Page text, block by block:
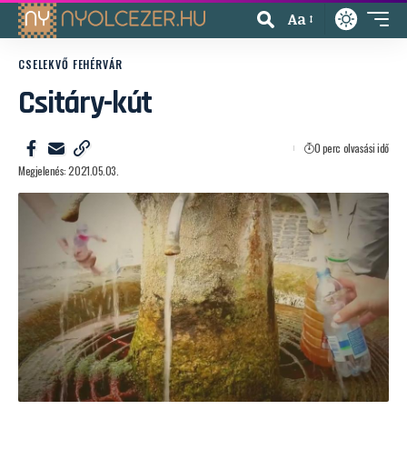
Aa
CSELEKVŐ FEHÉRVÁR
Csitáry-kút
Megjelenés: 2021.05.03.
0 perc olvasási idő